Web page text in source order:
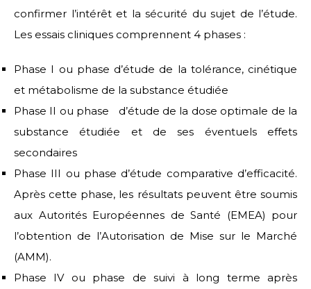
confirmer l’intérêt et la sécurité du sujet de l’étude.
Les essais cliniques comprennent 4 phases :
Phase I ou phase d’étude de la tolérance, cinétique
et métabolisme de la substance étudiée
Phase II ou phase d’étude de la dose optimale de la
substance étudiée et de ses éventuels effets
secondaires
Phase III ou phase d’étude comparative d’efficacité.
Après cette phase, les résultats peuvent être soumis
aux Autorités Européennes de Santé (EMEA) pour
l’obtention de l’Autorisation de Mise sur le Marché
(AMM).
Phase IV ou phase de suivi à long terme après